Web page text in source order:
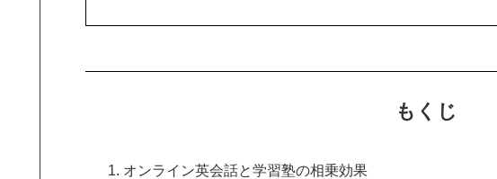
もくじ
1. オンライン英会話と学習塾の相乗効果